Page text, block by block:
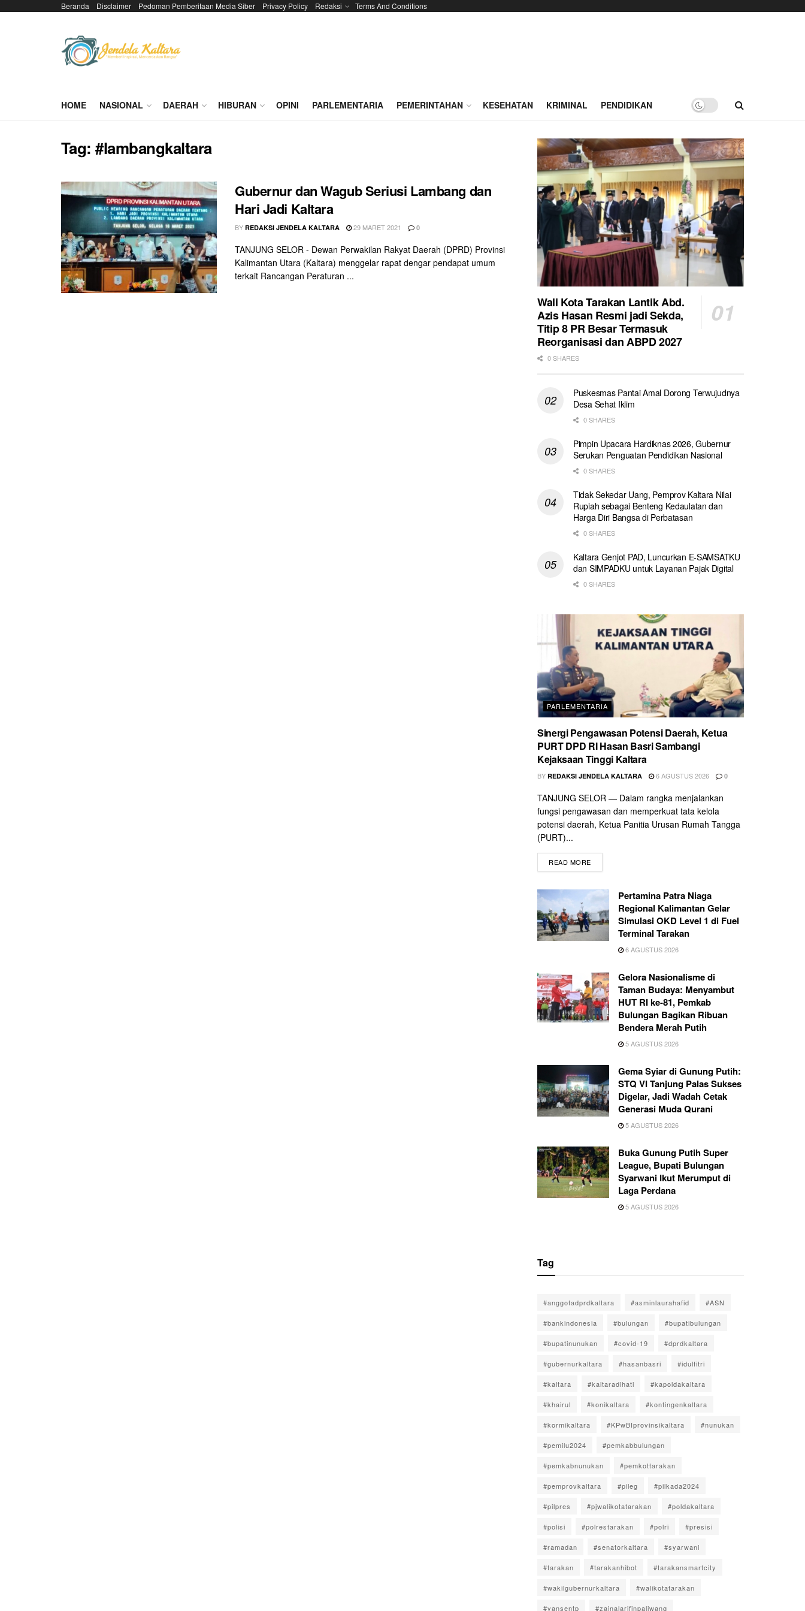
Beranda Disclaimer Pedoman Pemberitaan Media Siber Privacy Policy Redaksi Terms And Conditions
HOME NASIONAL DAERAH HIBURAN OPINI PARLEMENTARIA PEMERINTAHAN KESEHATAN KRIMINAL PENDIDIKAN
Tag:#lambangkaltara
Gubernur dan Wagub Seriusi Lambang dan
Hari Jadi Kaltara
BY REDAKSI JENDELA KALTARA 29 MARET 2021 0
TANJUNG SELOR - Dewan Perwakilan Rakyat Daerah (DPRD) Provinsi
Kalimantan Utara (Kaltara) menggelar rapat dengar pendapat umum
terkait Rancangan Peraturan ...
Wali Kota Tarakan Lantik Abd.
Azis Hasan Resmi jadi Sekda,
Titip 8 PR Besar Termasuk
Reorganisasi dan ABPD 2027
0 SHARES
Puskesmas Pantai Amal Dorong Terwujudnya
Desa Sehat Iklim
0 SHARES
Pimpin Upacara Hardiknas 2026, Gubernur
Serukan Penguatan Pendidikan Nasional
0 SHARES
Tidak Sekedar Uang, Pemprov Kaltara Nilai
Rupiah sebagai Benteng Kedaulatan dan
Harga Diri Bangsa di Perbatasan
0 SHARES
Kaltara Genjot PAD, Luncurkan E-SAMSATKU
dan SIMPADKU untuk Layanan Pajak Digital
0 SHARES
PARLEMENTARIA
Sinergi Pengawasan Potensi Daerah, Ketua
PURT DPD RI Hasan Basri Sambangi
Kejaksaan Tinggi Kaltara
BY REDAKSI JENDELA KALTARA 6 AGUSTUS 2026 0
TANJUNG SELOR — Dalam rangka menjalankan
fungsi pengawasan dan memperkuat tata kelola
potensi daerah, Ketua Panitia Urusan Rumah Tangga
(PURT)...
READ MORE
Pertamina Patra Niaga
Regional Kalimantan Gelar
Simulasi OKD Level 1 di Fuel
Terminal Tarakan
6 AGUSTUS 2026
Gelora Nasionalisme di
Taman Budaya: Menyambut
HUT RI ke-81, Pemkab
Bulungan Bagikan Ribuan
Bendera Merah Putih
5 AGUSTUS 2026
Gema Syiar di Gunung Putih:
STQ VI Tanjung Palas Sukses
Digelar, Jadi Wadah Cetak
Generasi Muda Qurani
5 AGUSTUS 2026
Buka Gunung Putih Super
League, Bupati Bulungan
Syarwani Ikut Merumput di
Laga Perdana
5 AGUSTUS 2026
Tag
#anggotadprdkaltara #asminlaurahafid #ASN
#bankindonesia #bulungan #bupatibulungan
#bupatinunukan #covid-19 #dprdkaltara
#gubernurkaltara #hasanbasri #idulfitri
#kaltara #kaltaradihati #kapoldakaltara
#khairul #konikaltara #kontingenkaltara
#kormikaltara #KPwBIprovinsikaltara #nunukan
#pemilu2024 #pemkabbulungan
#pemkabnunukan #pemkottarakan
#pemprovkaltara #pileg #pilkada2024
#pilpres #pjwalikotatarakan #poldakaltara
#polisi #polrestarakan #polri #presisi
#ramadan #senatorkaltara #syarwani
#tarakan #tarakanhibot #tarakansmartcity
#wakilgubernurkaltara #walikotatarakan
#yansentp #zainalarifinpaliwang